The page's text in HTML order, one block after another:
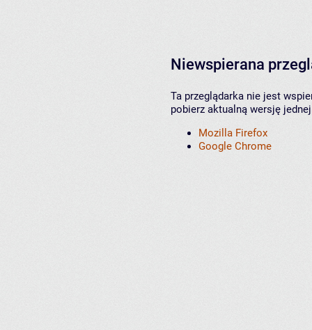
Niewspierana
Ta przeglądarka nie jest
pobierz aktualną wersję
Mozilla Firefox
Google Chrome